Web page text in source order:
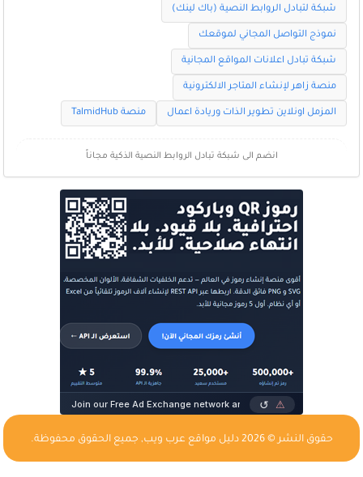
شبكة لتبادل الروابط النصية (باك لينك)
نموذج التواصل المجاني لموقعك
شبكة تبادل اعلانات المواقع المجانية
منصة زاهر لإنشاء المتاجر الالكترونية
المزمل اونلاين تطوير الذات وريادة اعمال منصة TalmidHub
انضم الى شبكة تبادل الروابط النصية الذكية مجاناً
حقوق النشر © 2026 دليل مواقع عرب ويب, جميع الحقوق محفوظة.